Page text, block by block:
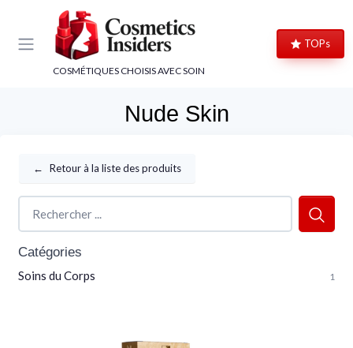
COSMÉTIQUES CHOISIS AVEC SOIN
TOPs
Nude Skin
← Retour à la liste des produits
Catégories
Soins du Corps 1
Panneau de gestion des cookies